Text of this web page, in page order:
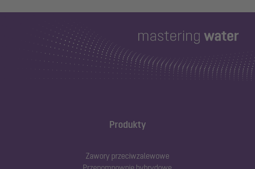
Produkty
Zawory przeciwzalewowe